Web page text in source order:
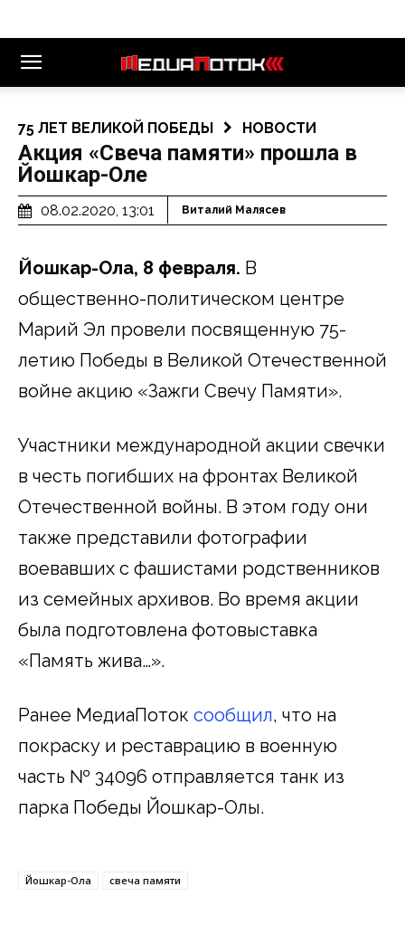
75 ЛЕТ ВЕЛИКОЙ ПОБЕДЫ НОВОСТИ
Акция «Свеча памяти» прошла в
Йошкар-Оле
08.02.2020, 13:01 Виталий Малясев
Йошкар-Ола, 8 февраля. В
общественно-политическом центре
Марий Эл провели посвященную 75-
летию Победы в Великой Отечественной
войне акцию «Зажги Свечу Памяти».
Участники международной акции свечки
в честь погибших на фронтах Великой
Отечественной войны. В этом году они
также представили фотографии
воевавших с фашистами родственников
из семейных архивов. Во время акции
была подготовлена фотовыставка
«Память жива…».
Ранее МедиаПоток сообщил, что на
покраску и реставрацию в военную
часть № 34096 отправляется танк из
парка Победы Йошкар-Олы.
Йошкар-Ола свеча памяти